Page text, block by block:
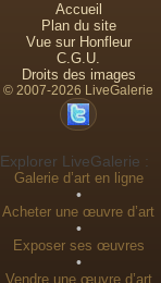
Accueil
Plan du site
Vue sur Honfleur
C.G.U.
Droits des images
© 2007-2026 LiveGalerie
Explorer LiveGalerie :
Galerie d’art en ligne
•
Acheter une œuvre d’art
•
Exposer ses œuvres
•
Vendre une œuvre d’art